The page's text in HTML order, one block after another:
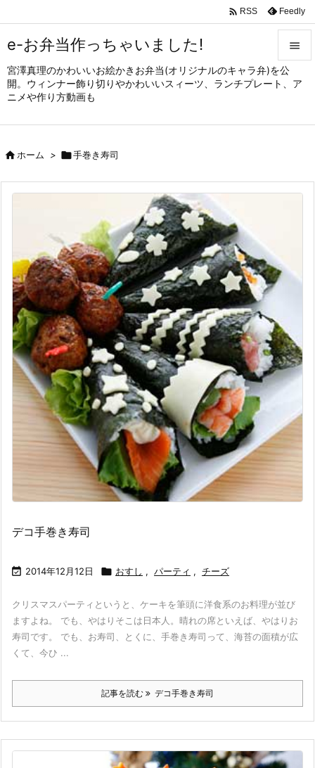
e-お弁当作っちゃいました!
宮澤真理のかわいいお絵かきお弁当(オリジナルのキャラ弁)を公
開。ウィンナー飾り切りやかわいいスィーツ、ランチプレート、ア
ニメや作り方動画も


メニュ
サイド

 RSS Feedly
ホーム > 手巻き寿司
デコ手巻き寿司
 2014年12月12日  おすし , パーティ , チーズ
クリスマスパーティというと、ケーキを筆頭に洋食系のお料理が並び
ますよね。 でも、やはりそこは日本人。晴れの席といえば、やはりお
寿司です。 でも、お寿司、とくに、手巻き寿司って、海苔の面積が広
くて、今ひ ...
記事を読む デコ手巻き寿司